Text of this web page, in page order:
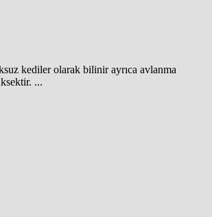
kediler olarak bilinir ayrıca avlanma
...